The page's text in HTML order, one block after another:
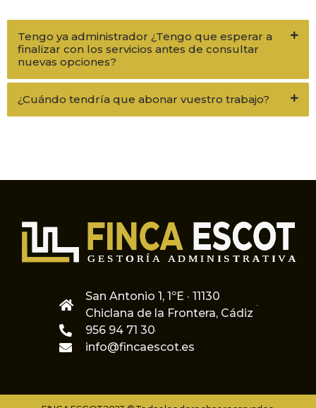
Tengo ya administrador ¿Tengo que esperar a
finalizar con los servicios antes de consultar
nuevas opciones?
¿Cuándo tendría que abonar vuestro trabajo?
San Antonio 1, 1ºE · 11130
Chiclana de la Frontera, Cádiz
956 94 71 30
info@fincaescot.es